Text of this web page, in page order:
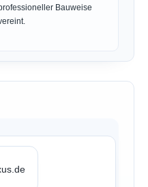
Bauweise